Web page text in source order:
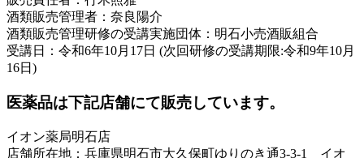
酒類販売管理者：奈良陽介
酒類販売管理研修の受講実施団体：明石小売酒販組合
受講日：令和6年10月17日 (次回研修の受講期限:令和9年10月
16日)
医薬品は下記店舗にて販売しています。
イオン薬局明石店
店舗所在地：兵庫県明石市大久保町ゆりのき通3-3-1 イオ